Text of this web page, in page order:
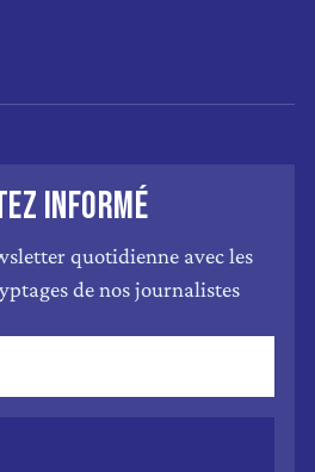
INFORMÉ
quotidienne avec les
de nos journalistes